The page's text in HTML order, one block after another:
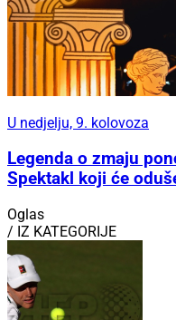
U nedjelju, 9. kolovoza
Legenda o zmaju
Spektakl koji će
Oglas
/ IZ KATEGORIJE